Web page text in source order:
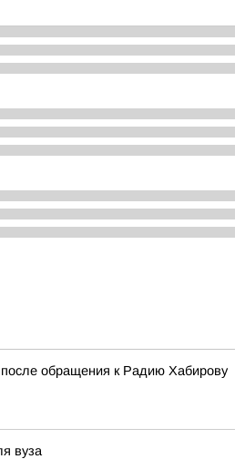
обращения к Радию Хабирову
вуза